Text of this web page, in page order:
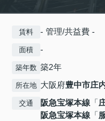
賃料 - 管理/共益費 -
面積 -
築年数 築2年
所在地 大阪府豊中市庄
交通 阪急宝塚本線 「
阪急宝塚本線 「